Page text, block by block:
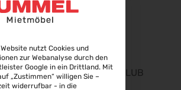
CLUB PURE FLOW CLUB
Website nutzt Cookies und
zur Webanalyse durch den
Google in ein Drittland. Mit
„Zustimmen“ willigen Sie –
widerrufbar - in die